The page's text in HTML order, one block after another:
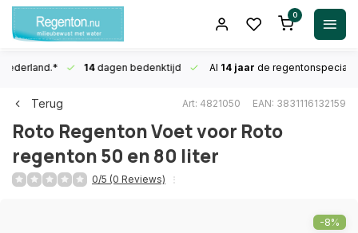
0
14dagen bedenktijd Al 14 jaar de
Terug Art: 4821050 EAN: 3831116132159
Roto Regenton Voet voor Roto
regenton 50 en 80 liter
0/5 (0 Reviews)
-8%